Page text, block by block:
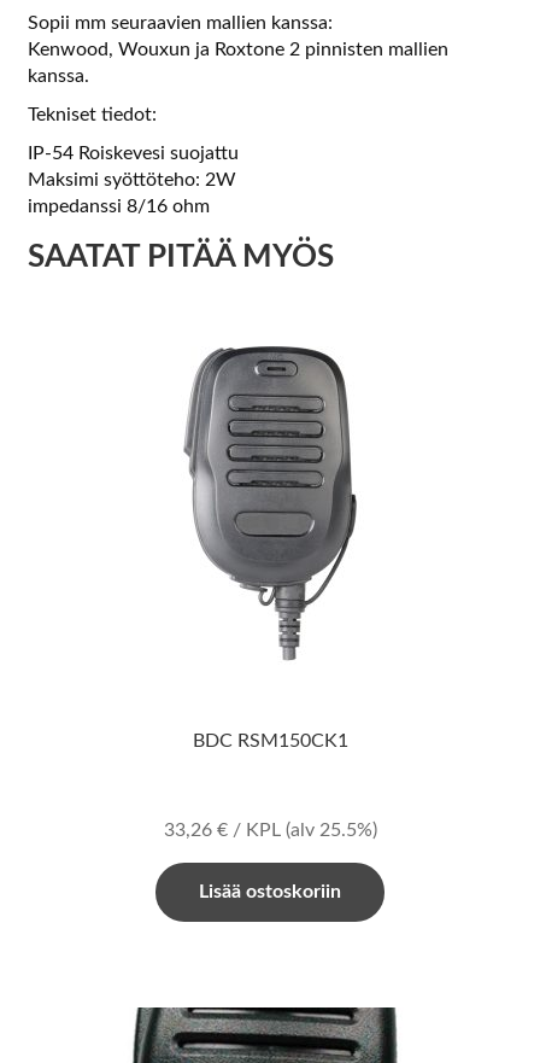
Sopii mm seuraavien mallien kanssa:
Kenwood, Wouxun ja Roxtone 2 pinnisten mallien
kanssa.
Tekniset tiedot:
IP-54 Roiskevesi suojattu
Maksimi syöttöteho: 2W
impedanssi 8/16 ohm
SAATAT PITÄÄ MYÖS
BDC RSM150CK1
33,26 €/ KPL (alv 25.5%)
Lisää ostoskoriin